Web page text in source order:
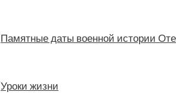
Памятные даты военной истории
Уроки жизни